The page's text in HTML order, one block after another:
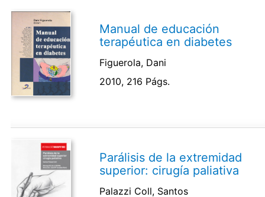
Manual de educación
terapéutica en diabetes
Figuerola, Dani
2010, 216 Págs.
Parálisis de la extremidad
superior: cirugía paliativa
Palazzi Coll, Santos